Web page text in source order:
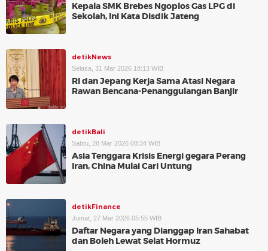
Kepala SMK Brebes Ngoplos Gas LPG di
Sekolah, Ini Kata Disdik Jateng
detikNews
Selasa, 31 Mar 2026 18:13 WIB
RI dan Jepang Kerja Sama Atasi Negara
Rawan Bencana-Penanggulangan Banjir
detikBali
Sabtu, 28 Mar 2026 08:34 WIB
Asia Tenggara Krisis Energi gegara Perang
Iran, China Mulai Cari Untung
detikFinance
Jumat, 27 Mar 2026 05:55 WIB
Daftar Negara yang Dianggap Iran Sahabat
dan Boleh Lewat Selat Hormuz